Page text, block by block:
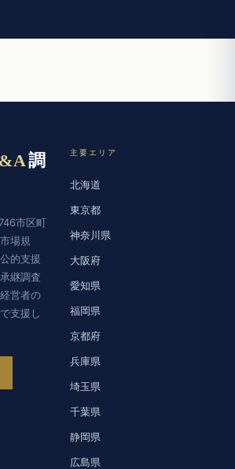
調
市区町
場規
的支援
継調査
営者の
支援し
主要エリア
北海道
東京都
神奈川県
大阪府
愛知県
福岡県
京都府
兵庫県
埼玉県
千葉県
静岡県
広島県